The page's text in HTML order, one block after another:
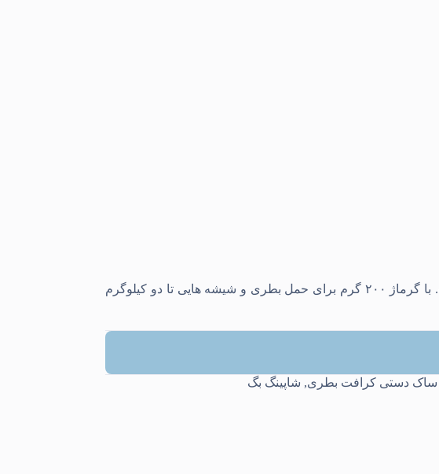
این ساک دستی با کف ۱۲ در ۱۰ سانتیمتر و ارتفاع ۳۶ سانتیمتر ظاهر کشیده ای دارد و به بگ کرافت بطری معروف است. با گرماژ ۲۰۰ گرم برای حمل بطری و شیشه هایی تا دو کیلوگرم
ساک دستی کرافت بطری, شاپینگ بگ